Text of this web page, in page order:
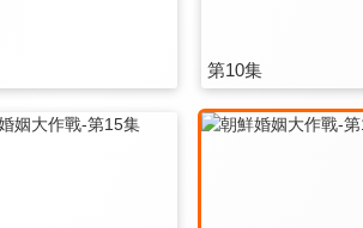
第10集